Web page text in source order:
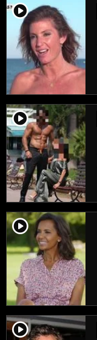
player2
player2
player2
player2